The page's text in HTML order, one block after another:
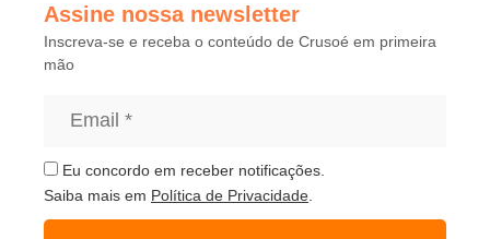
Assine nossa newsletter
Inscreva-se e receba o conteúdo de Crusoé em primeira
mão
Eu concordo em receber notificações.
Saiba mais em Política de Privacidade